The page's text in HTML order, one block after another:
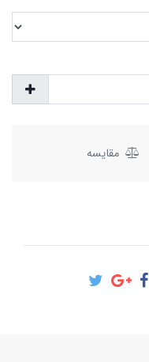
مقایسه